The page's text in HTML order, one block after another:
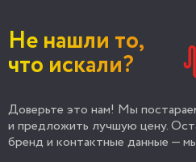
Не нашли то,
что искали?
Доверьте это нам! Мы
и предложить лучшую цену.
бренд и контактные данные —